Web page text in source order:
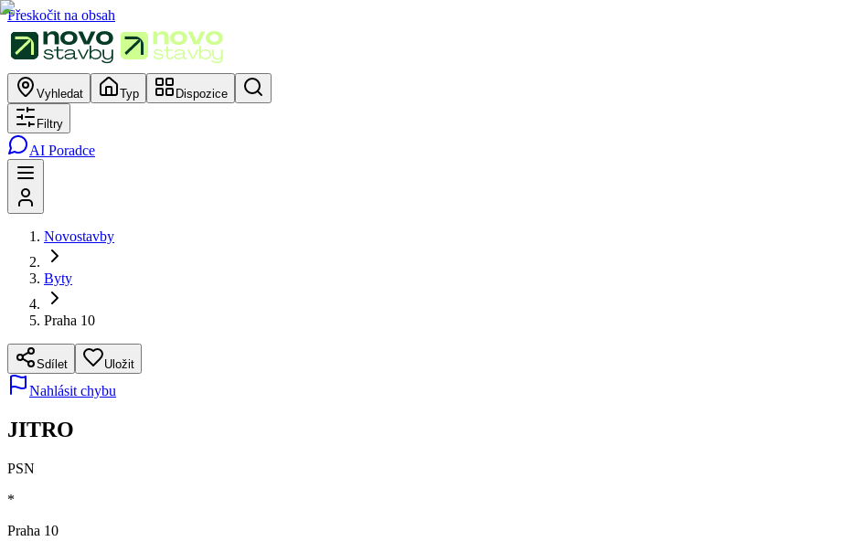
Přeskočit na obsah
Vyhledat Typ Dispozice
Filtry
AI Poradce
Novostavby
Byty
Praha 10
Sdílet Uložit
Nahlásit chybu
JITRO
PSN
*
Praha 10